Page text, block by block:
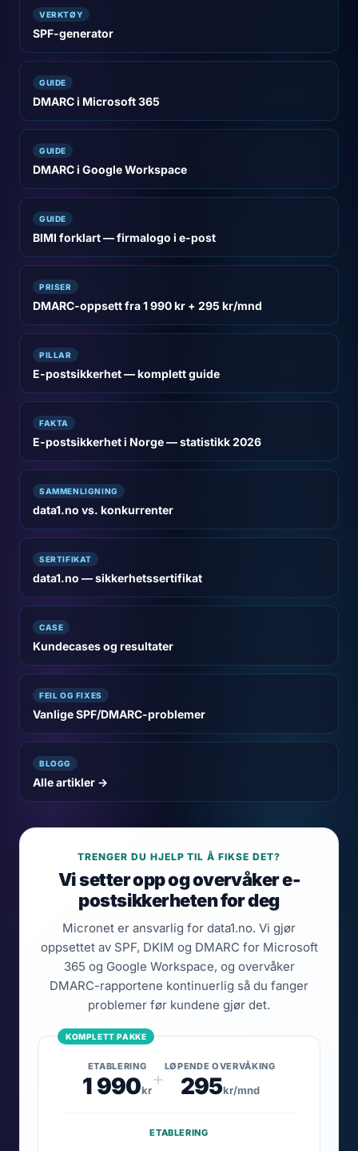
VERKTØY
SPF-generator
GUIDE
DMARC i Microsoft 365
GUIDE
DMARC i Google Workspace
GUIDE
BIMI forklart — firmalogo i e-post
PRISER
DMARC-oppsett fra 1 990 kr + 295 kr/mnd
PILLAR
E-postsikkerhet — komplett guide
FAKTA
E-postsikkerhet i Norge — statistikk 2026
SAMMENLIGNING
data1.no vs. konkurrenter
SERTIFIKAT
data1.no — sikkerhetssertifikat
CASE
Kundecases og resultater
FEIL OG FIXES
Vanlige SPF/DMARC-problemer
BLOGG
Alle artikler →
TRENGER DU HJELP TIL Å FIKSE DET?
Vi setter opp og overvåker e-
postsikkerheten for deg
Micronet er ansvarlig for data1.no. Vi gjør
oppsettet av SPF, DKIM og DMARC for Microsoft
365 og Google Workspace, og overvåker
DMARC-rapportene kontinuerlig så du fanger
problemer før kundene gjør det.
ETABLERING
1 990kr+
LØPENDE OVERVÅKING
295kr/mnd
ETABLERING